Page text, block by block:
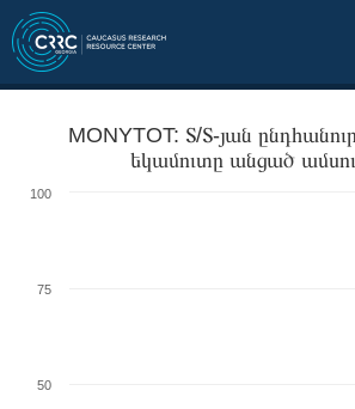
MONYTOT: Տ/Տ-յան
եկամուտը անցած
50
75
100